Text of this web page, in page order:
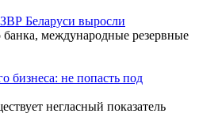
Беларуси выросли
международные резервные
бизнеса: не попасть под
негласный показатель